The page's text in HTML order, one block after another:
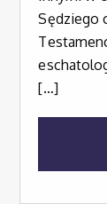
Sędziego
[…]